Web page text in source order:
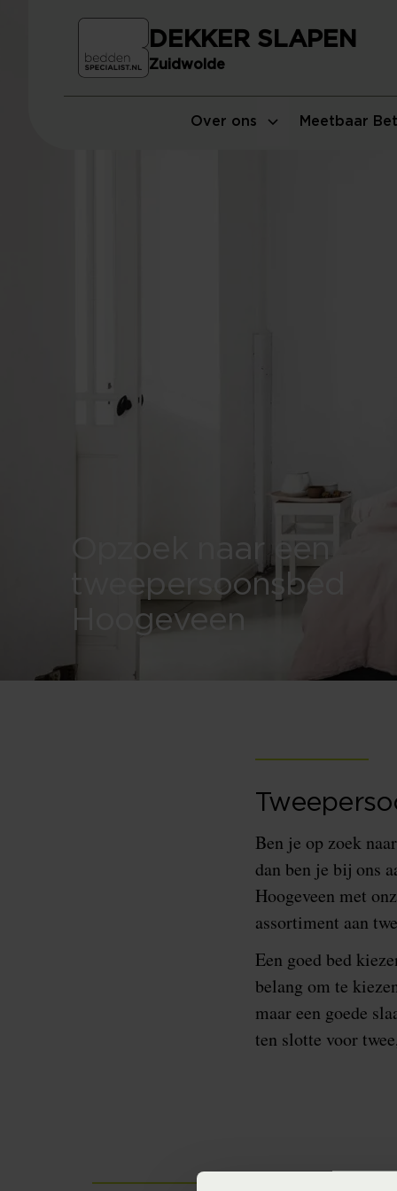
Over ons Meetbaar
DEKKER SLAPEN
Zuidwolde
Opzoek naar een
tweepersoonsbed
Hoogeveen
Ben je op zoek
dan ben je bij ons
Hoogeveen met
assortiment aan
Een goed bed
belang om te
maar een goede
ten slotte voor